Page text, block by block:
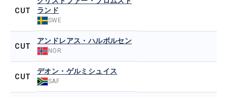
CUT
ランド
SWE
CUT
アンドレアス・ハルボルセン
NOR
CUT
デオン・ゲルミシュイス
SAF